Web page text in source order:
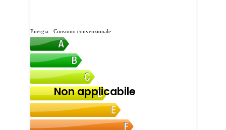
Energia - Consumo convenzionale
Non applicabile